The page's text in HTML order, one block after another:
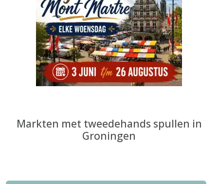
Markten met tweedehands spullen in
Groningen